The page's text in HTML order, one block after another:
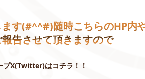
す(#^^#)随時こちらのHP
告させて頂きますので
プX(Twitter)はコチラ！！